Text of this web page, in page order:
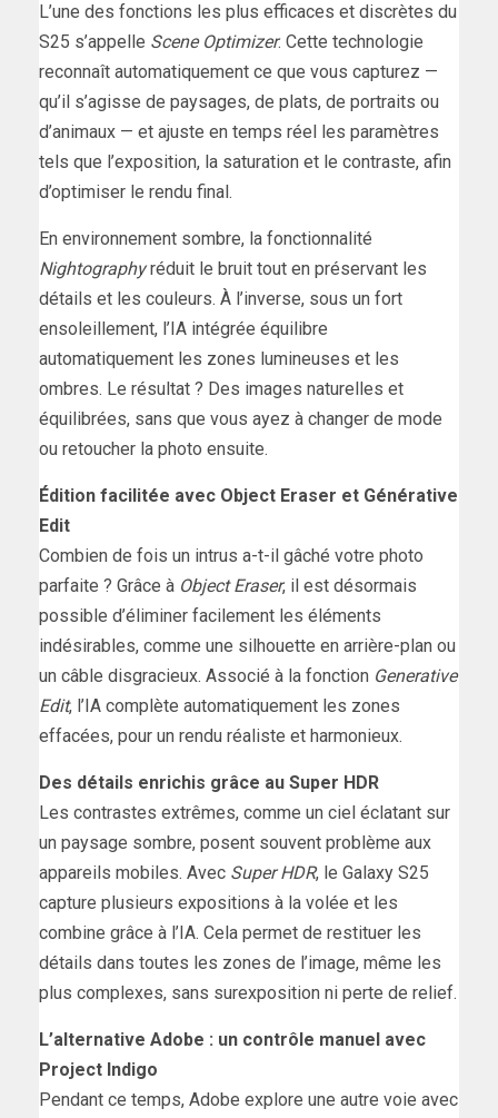
L’une des fonctions les plus efficaces et discrètes du
S25 s’appelle Scene Optimizer. Cette technologie
reconnaît automatiquement ce que vous capturez —
qu’il s’agisse de paysages, de plats, de portraits ou
d’animaux — et ajuste en temps réel les paramètres
tels que l’exposition, la saturation et le contraste, afin
d’optimiser le rendu final.
En environnement sombre, la fonctionnalité
Nightographyréduit le bruit tout en préservant les
détails et les couleurs. À l’inverse, sous un fort
ensoleillement, l’IA intégrée équilibre
automatiquement les zones lumineuses et les
ombres. Le résultat ? Des images naturelles et
équilibrées, sans que vous ayez à changer de mode
ou retoucher la photo ensuite.
Édition facilitée avec Object Eraser et Générative
Edit
Combien de fois un intrus a-t-il gâché votre photo
parfaite ? Grâce à Object Eraser, il est désormais
possible d’éliminer facilement les éléments
indésirables, comme une silhouette en arrière-plan ou
un câble disgracieux. Associé à la fonction Generative
Edit, l’IA complète automatiquement les zones
effacées, pour un rendu réaliste et harmonieux.
Des détails enrichis grâce au Super HDR
Les contrastes extrêmes, comme un ciel éclatant sur
un paysage sombre, posent souvent problème aux
appareils mobiles. Avec Super HDR, le Galaxy S25
capture plusieurs expositions à la volée et les
combine grâce à l’IA. Cela permet de restituer les
détails dans toutes les zones de l’image, même les
plus complexes, sans surexposition ni perte de relief.
L’alternative Adobe : un contrôle manuel avec
Project Indigo
Pendant ce temps, Adobe explore une autre voie avec